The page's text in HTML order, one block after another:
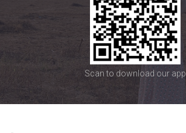
Scan to download our app